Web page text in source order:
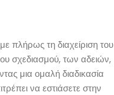
πλήρως τη διαχείριση του
σχεδιασμού, των αδειών,
μια ομαλή διαδικασία
να εστιάσετε στην